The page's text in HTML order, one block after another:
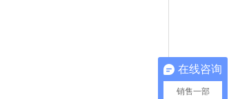
在线咨询
销售一部